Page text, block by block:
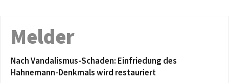
Melder
Nach Vandalismus-Schaden: Einfriedung des
Hahnemann-Denkmals wird restauriert